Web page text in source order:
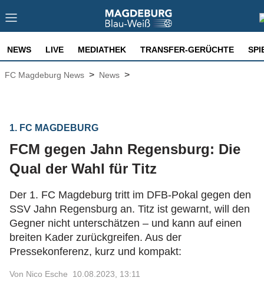
NEWS LIVE MEDIATHEK TRANSFER-GERÜCHTE
FC Magdeburg News > News >
1. FC MAGDEBURG
FCM gegen Jahn Regensburg: Die
Qual der Wahl für Titz
Der 1. FC Magdeburg tritt im DFB-Pokal gegen den
SSV Jahn Regensburg an. Titz ist gewarnt, will den
Gegner nicht unterschätzen – und kann auf einen
breiten Kader zurückgreifen. Aus der
Pressekonferenz, kurz und kompakt:
Von Nico Esche 10.08.2023, 13:11